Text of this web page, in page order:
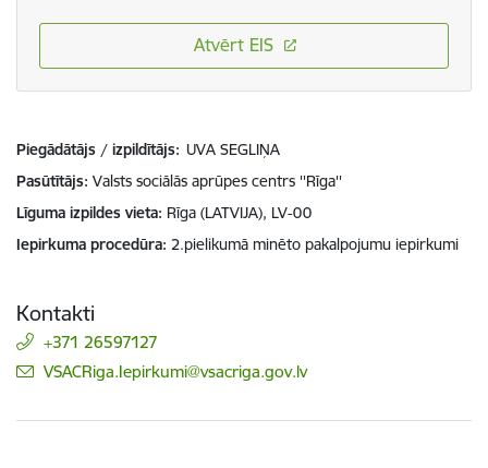
Atvērt EIS
Piegādātājs / izpildītājs: UVA SEGLIŅA
Pasūtītājs Valsts sociālās aprūpes centrs ''Rīga''
Līguma izpildes vieta Rīga (LATVIJA), LV-00
Iepirkuma procedūra 2.pielikumā minēto pakalpojumu iepirkumi
Kontakti
+371 26597127
E-pasts:
VSACRiga.Iepirkumi@vsacriga.gov.lv